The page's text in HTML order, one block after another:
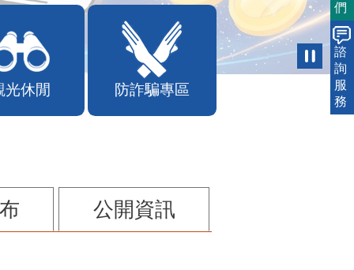
光休閒 防詐騙專區
公開資訊
們
諮
詢
服
務